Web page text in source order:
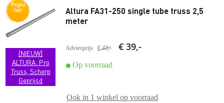
Popu
lair
[NIEUW]
ALTURA: Pro
Truss, Scherp
Geprijsd
Altura FA31-250 single tube truss 2,5
meter
Adviesprijs € 43,- € 39,-
Op voorraad
Ook in 1 winkel op voorraad